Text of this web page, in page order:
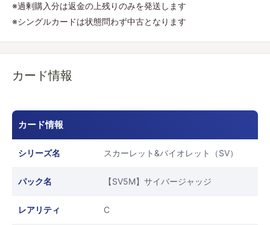
※過剰購入分は返金の上残りのみを発送します
※シングルカードは状態問わず中古となります
カード情報
カード情報
シリーズ名 スカーレット&バイオレット（SV）
パック名 【SV5M】サイバージャッジ
レアリティ C